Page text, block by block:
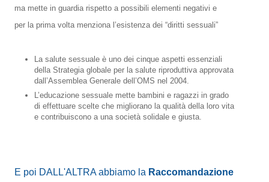
ma mette in guardia rispetto a possibili elementi negativi e
per la prima volta menziona l’esistenza dei “diritti sessuali”
La salute sessuale è uno dei cinque aspetti essenziali
della Strategia globale per la salute riproduttiva approvata
dall’Assemblea Generale dell’OMS nel 2004.
L’educazione sessuale mette bambini e ragazzi in grado
di effettuare scelte che migliorano la qualità della loro vita
e contribuiscono a una società solidale e giusta.
E poi DALL'ALTRA abbiamo la Raccomandazione